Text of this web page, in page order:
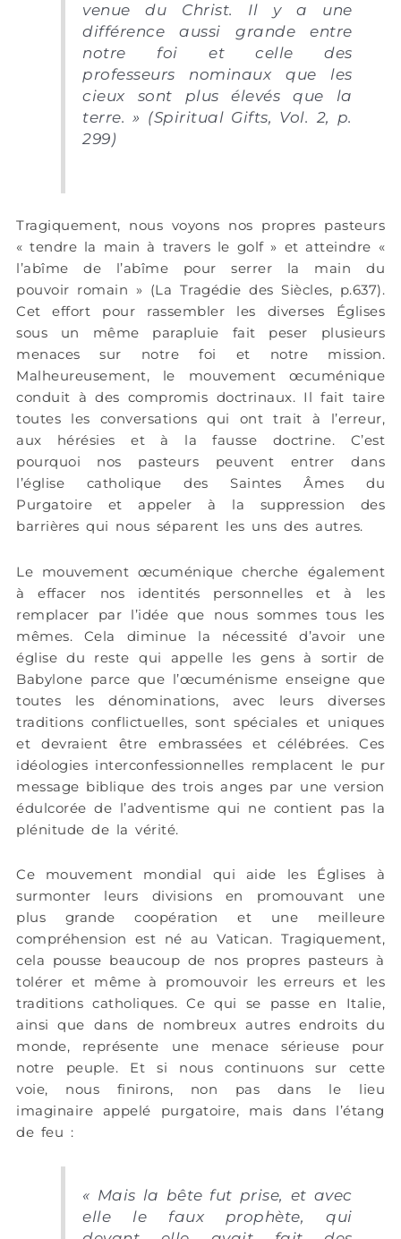
venue du Christ. Il y a une
différence aussi grande entre
notre foi et celle des
professeurs nominaux que les
cieux sont plus élevés que la
terre. » (Spiritual Gifts, Vol. 2, p.
299)
Tragiquement, nous voyons nos propres pasteurs
« tendre la main à travers le golf » et atteindre «
l’abîme de l’abîme pour serrer la main du
pouvoir romain » (La Tragédie des Siècles, p.637).
Cet effort pour rassembler les diverses Églises
sous un même parapluie fait peser plusieurs
menaces sur notre foi et notre mission.
Malheureusement, le mouvement œcuménique
conduit à des compromis doctrinaux. Il fait taire
toutes les conversations qui ont trait à l’erreur,
aux hérésies et à la fausse doctrine. C’est
pourquoi nos pasteurs peuvent entrer dans
l’église catholique des Saintes Âmes du
Purgatoire et appeler à la suppression des
barrières qui nous séparent les uns des autres.
Le mouvement œcuménique cherche également
à effacer nos identités personnelles et à les
remplacer par l’idée que nous sommes tous les
mêmes. Cela diminue la nécessité d’avoir une
église du reste qui appelle les gens à sortir de
Babylone parce que l’œcuménisme enseigne que
toutes les dénominations, avec leurs diverses
traditions conflictuelles, sont spéciales et uniques
et devraient être embrassées et célébrées. Ces
idéologies interconfessionnelles remplacent le pur
message biblique des trois anges par une version
édulcorée de l’adventisme qui ne contient pas la
plénitude de la vérité.
Ce mouvement mondial qui aide les Églises à
surmonter leurs divisions en promouvant une
plus grande coopération et une meilleure
compréhension est né au Vatican. Tragiquement,
cela pousse beaucoup de nos propres pasteurs à
tolérer et même à promouvoir les erreurs et les
traditions catholiques. Ce qui se passe en Italie,
ainsi que dans de nombreux autres endroits du
monde, représente une menace sérieuse pour
notre peuple. Et si nous continuons sur cette
voie, nous finirons, non pas dans le lieu
imaginaire appelé purgatoire, mais dans l’étang
de feu :
« Mais la bête fut prise, et avec
elle le faux prophète, qui